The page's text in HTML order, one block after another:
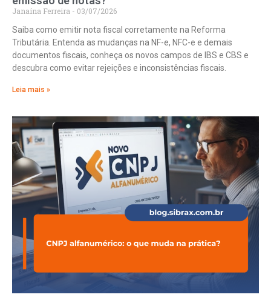
Janaína Ferreira
03/07/2026
Saiba como emitir nota fiscal corretamente na Reforma
Tributária. Entenda as mudanças na NF-e, NFC-e e demais
documentos fiscais, conheça os novos campos de IBS e CBS e
descubra como evitar rejeições e inconsistências fiscais.
Leia mais »